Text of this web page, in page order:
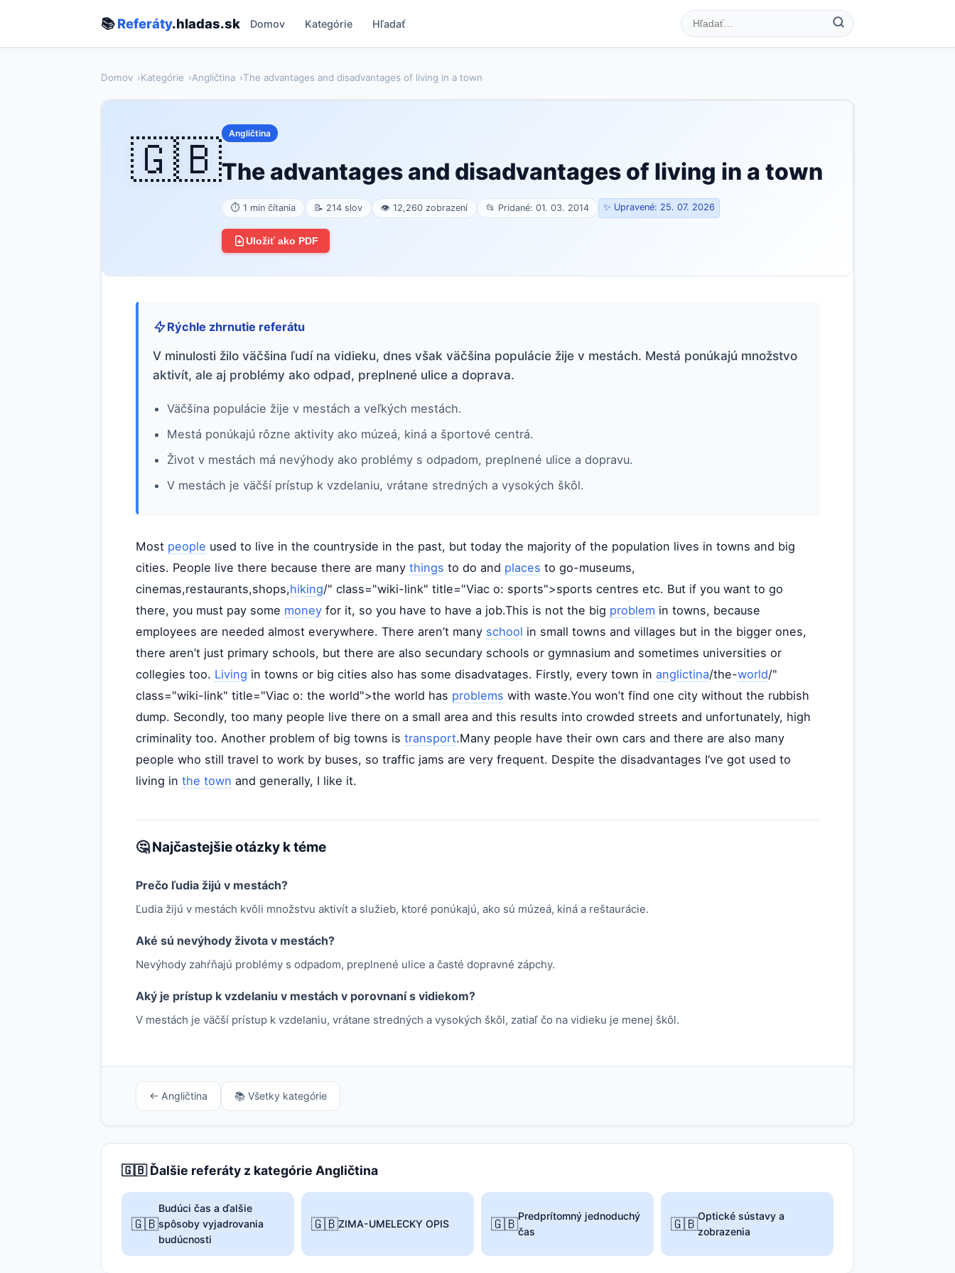
📚Referáty.hladas.sk Domov Kategórie Hľadať
Domov Kategórie Angličtina The advantages and disadvantages of living in a town
🇬🇧 Angličtina
The advantages and disadvantages of living in a town
⏱ 1 min čítania 📝 214 slov 👁 12,260 zobrazení 📂 Pridané: 01. 03. 2014 ✨ Upravené: 25. 07. 2026
Uložiť ako PDF
Rýchle zhrnutie referátu
V minulosti žilo väčšina ľudí na vidieku, dnes však väčšina populácie žije v mestách. Mestá ponúkajú množstvo
aktivít, ale aj problémy ako odpad, preplnené ulice a doprava.
Väčšina populácie žije v mestách a veľkých mestách.
Mestá ponúkajú rôzne aktivity ako múzeá, kiná a športové centrá.
Život v mestách má nevýhody ako problémy s odpadom, preplnené ulice a dopravu.
V mestách je väčší prístup k vzdelaniu, vrátane stredných a vysokých škôl.
Most people used to live in the countryside in the past, but today the majority of the population lives in towns and big
cities. People live there because there are many things to do and places to go-museums,
cinemas,restaurants,shops,hiking/" class="wiki-link" title="Viac o: sports">sports centres etc. But if you want to go
there, you must pay some money for it, so you have to have a job.This is not the big problem in towns, because
employees are needed almost everywhere. There aren’t many school in small towns and villages but in the bigger ones,
there aren’t just primary schools, but there are also secundary schools or gymnasium and sometimes universities or
collegies too. Living in towns or big cities also has some disadvatages. Firstly, every town in anglictina/the-world/"
class="wiki-link" title="Viac o: the world">the world has problems with waste.You won’t find one city without the rubbish
dump. Secondly, too many people live there on a small area and this results into crowded streets and unfortunately, high
criminality too. Another problem of big towns is transport.Many people have their own cars and there are also many
people who still travel to work by buses, so traffic jams are very frequent. Despite the disadvantages I‘ve got used to
living in the town and generally, I like it.
🤔 Najčastejšie otázky k téme
Prečo ľudia žijú v mestách?
Ľudia žijú v mestách kvôli množstvu aktivít a služieb, ktoré ponúkajú, ako sú múzeá, kiná a reštaurácie.
Aké sú nevýhody života v mestách?
Nevýhody zahŕňajú problémy s odpadom, preplnené ulice a časté dopravné zápchy.
Aký je prístup k vzdelaniu v mestách v porovnaní s vidiekom?
V mestách je väčší prístup k vzdelaniu, vrátane stredných a vysokých škôl, zatiaľ čo na vidieku je menej škôl.
← Angličtina 📚 Všetky kategórie
🇬🇧 Ďalšie referáty z kategórie Angličtina
🇬🇧
Budúci čas a ďalšie
spôsoby vyjadrovania
budúcnosti
🇬🇧ZIMA-UMELECKY OPIS 🇬🇧Predprítomný jednoduchý
čas
🇬🇧Optické sústavy a
zobrazenia